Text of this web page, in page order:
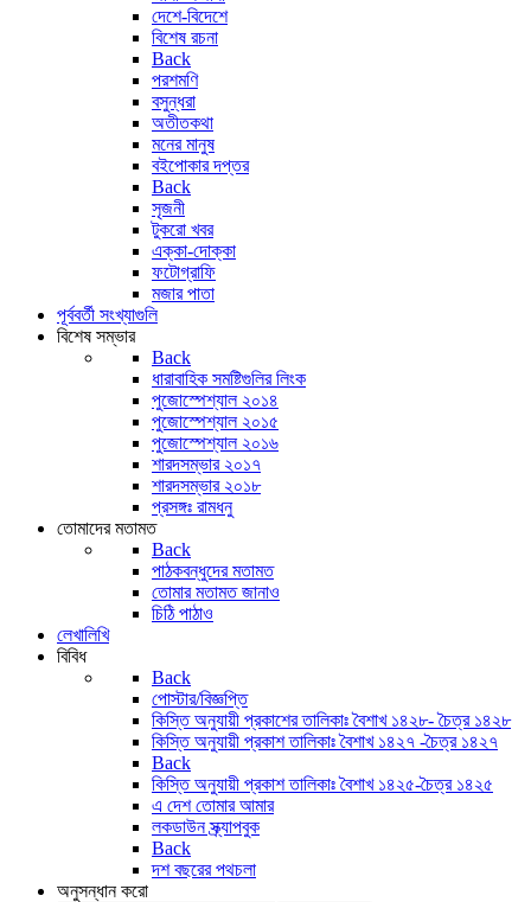
দেশে-বিদেশে
বিশেষ রচনা
Back
পরশমণি
বসুন্ধরা
অতীতকথা
মনের মানুষ
বইপোকার দপ্তর
Back
সৃজনী
টুকরো খবর
এক্কা-দোক্কা
ফটোগ্রাফি
মজার পাতা
পূর্ববর্তী সংখ্যাগুলি
বিশেষ সম্ভার
Back
ধারাবাহিক সমষ্টিগুলির লিংক
পুজোস্পেশ্যাল ২০১৪
পুজোস্পেশ্যাল ২০১৫
পুজোস্পেশ্যাল ২০১৬
শারদসম্ভার ২০১৭
শারদসম্ভার ২০১৮
প্রসঙ্গঃ রামধনু
তোমাদের মতামত
Back
পাঠকবন্ধুদের মতামত
তোমার মতামত জানাও
চিঠি পাঠাও
লেখালিখি
বিবিধ
Back
পোস্টার/বিজ্ঞপ্তি
কিস্তি অনুযায়ী প্রকাশের তালিকাঃ বৈশাখ ১৪২৮- চৈত্র ১৪২৮
কিস্তি অনুযায়ী প্রকাশ তালিকাঃ বৈশাখ ১৪২৭ -চৈত্র ১৪২৭
Back
কিস্তি অনুযায়ী প্রকাশ তালিকাঃ বৈশাখ ১৪২৫-চৈত্র ১৪২৫
এ দেশ তোমার আমার
লকডাউন স্ক্র্যাপবুক
Back
দশ বছরের পথচলা
অনুসন্ধান করো